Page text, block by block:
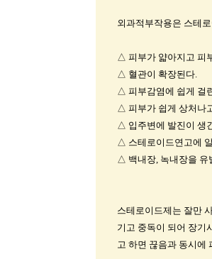
외과적부작용은 스테
△ 피부가 얇아지고 피
△ 혈관이 확장된다.
△ 피부감염에 쉽게 걸
△ 피부가 쉽게 상처나
△ 입주변에 발진이 생
△ 스테로이드연고에
△ 백내장, 녹내장을 유
스테로이드제는 잘만
기고 중독이 되어 장기
고 하면 끊음과 동시에